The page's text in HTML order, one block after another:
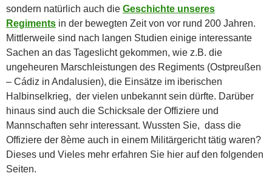
sondern natürlich auch die Geschichte unseres
Regiments in der bewegten Zeit von vor rund 200 Jahren.
Mittlerweile sind nach langen Studien einige interessante
Sachen an das Tageslicht gekommen, wie z.B. die
ungeheuren Marschleistungen des Regiments (Ostpreußen
– Cádiz in Andalusien), die Einsätze im iberischen
Halbinselkrieg, der vielen unbekannt sein dürfte. Darüber
hinaus sind auch die Schicksale der Offiziere und
Mannschaften sehr interessant. Wussten Sie, dass die
Offiziere der 8ème auch in einem Militärgericht tätig waren?
Dieses und Vieles mehr erfahren Sie hier auf den folgenden
Seiten.